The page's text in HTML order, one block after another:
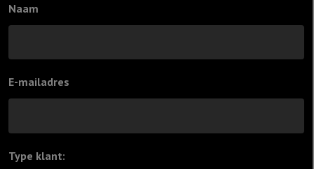
Naam
E-mailadres
Type klant: